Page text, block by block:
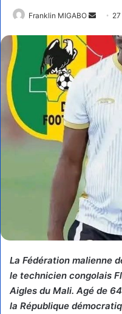
Franklin MIGABO
Envoyer
courriel
La Fédération malienne
le technicien congolais
Aigles du Mali. Agé de
la République